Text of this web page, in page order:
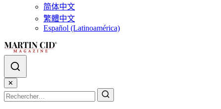
简体中文
繁體中文
Español (Latinoamérica)
✕